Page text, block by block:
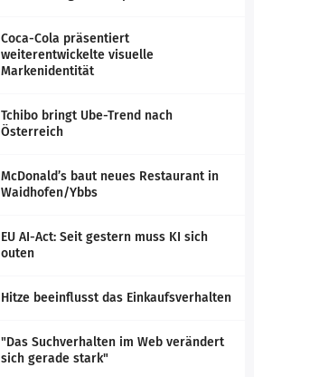
Coca-Cola präsentiert
weiterentwickelte visuelle
Markenidentität
Tchibo bringt Ube-Trend nach
Österreich
McDonald’s baut neues Restaurant in
Waidhofen/Ybbs
EU AI-Act: Seit gestern muss KI sich
outen
Hitze beeinflusst das Einkaufsverhalten
"Das Suchverhalten im Web verändert
sich gerade stark"